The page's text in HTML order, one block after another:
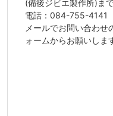
(備後ジビエ製作所)ま
電話：084-755-4141
メールでお問い合わ
ォームからお願いしま